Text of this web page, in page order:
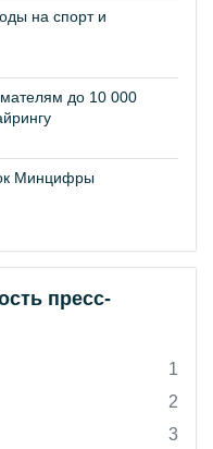
на спорт и
до 10 000
Минцифры
пресс-
1
2
3